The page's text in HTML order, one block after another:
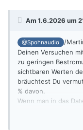
Am 1.6.2026 um
@Spohnaudio
/
Deinen Versuchen
zu geringen
sichtbaren Werten
bräuchtest Du
% davon.
Wenn man in das
Effekt auf S.9 im